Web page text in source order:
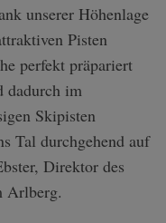
unserer Höhenlage
Pisten
perfekt präpariert
dadurch im
Skipisten
Tal durchgehend auf
Direktor des
Arlberg.